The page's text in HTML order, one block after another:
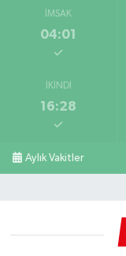
İMSAK
04:01
İKINDI
16:28
Aylık Vakitler